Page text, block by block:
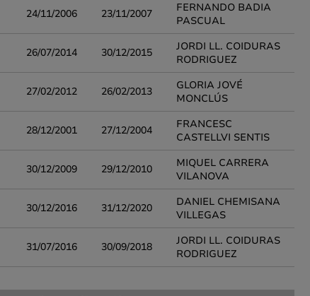
24/11/2006 23/11/2007
FERNANDO BADIA
PASCUAL
26/07/2014 30/12/2015
JORDI LL. COIDURAS
RODRIGUEZ
27/02/2012 26/02/2013
GLORIA JOVÉ
MONCLÚS
28/12/2001 27/12/2004
FRANCESC
CASTELLVI SENTIS
30/12/2009 29/12/2010
MIQUEL CARRERA
VILANOVA
30/12/2016 31/12/2020
DANIEL CHEMISANA
VILLEGAS
31/07/2016 30/09/2018
JORDI LL. COIDURAS
RODRIGUEZ